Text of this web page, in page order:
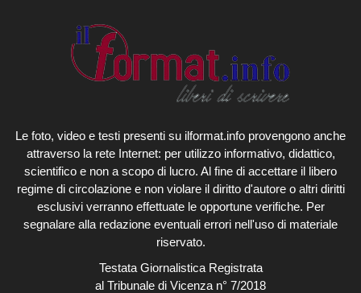
Le foto, video e testi presenti su ilformat.info provengono anche
attraverso la rete Internet: per utilizzo informativo, didattico,
scientifico e non a scopo di lucro. Al fine di accettare il libero
regime di circolazione e non violare il diritto d'autore o altri diritti
esclusivi verranno effettuate le opportune verifiche. Per
segnalare alla redazione eventuali errori nell'uso di materiale
riservato.
Testata Giornalistica Registrata
al Tribunale di Vicenza n° 7/2018